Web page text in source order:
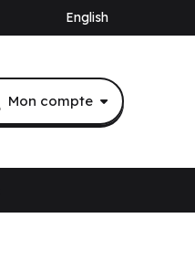
English
Mon compte